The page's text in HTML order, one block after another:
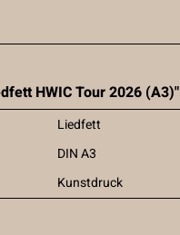
HWIC Tour 2026 (A3)"
Liedfett
DIN A3
Kunstdruck